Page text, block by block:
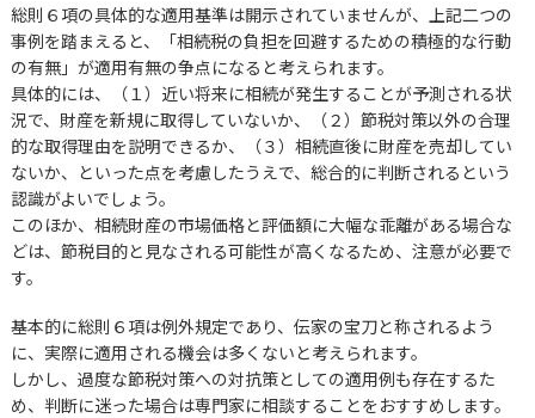
総則６項の具体的な適用基準は開示されていませんが、上記二つの
事例を踏まえると、「相続税の負担を回避するための積極的な行動
の有無」が適用有無の争点になると考えられます。
具体的には、（１）近い将来に相続が発生することが予測される状
況で、財産を新規に取得していないか、（２）節税対策以外の合理
的な取得理由を説明できるか、（３）相続直後に財産を売却してい
ないか、といった点を考慮したうえで、総合的に判断されるという
認識がよいでしょう。
このほか、相続財産の市場価格と評価額に大幅な乖離がある場合な
どは、節税目的と見なされる可能性が高くなるため、注意が必要で
す。
基本的に総則６項は例外規定であり、伝家の宝刀と称されるよう
に、実際に適用される機会は多くないと考えられます。
しかし、過度な節税対策への対抗策としての適用例も存在するた
め、判断に迷った場合は専門家に相談することをおすすめします。